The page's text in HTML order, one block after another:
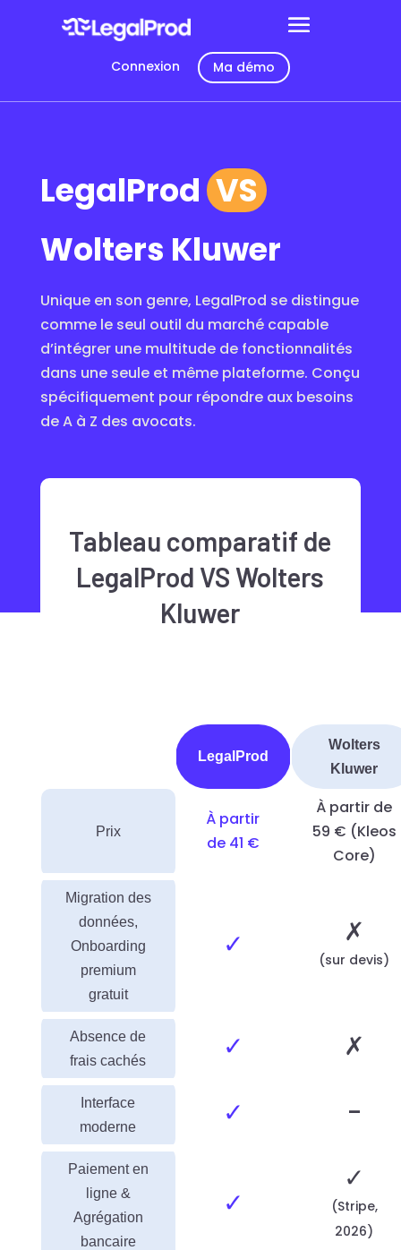
Connexion Ma démo
LegalProd VS
Wolters Kluwer
Unique en son genre, LegalProd se distingue
comme le seul outil du marché capable
d’intégrer une multitude de fonctionnalités
dans une seule et même plateforme. Conçu
spécifiquement pour répondre aux besoins
de A à Z des avocats.
Tableau comparatif de
LegalProd VS Wolters
Kluwer
LegalProd
Wolters
Kluwer
Prix
À partir
de 41 €
À partir de
59 € (Kleos
Core)
Migration des
données,
Onboarding
premium
gratuit
✓ ✗
(sur devis)
Absence de
frais cachés
✓ ✗
Interface
moderne
✓ -
Paiement en
ligne &
Agrégation
bancaire
✓
✓
(Stripe,
2026)